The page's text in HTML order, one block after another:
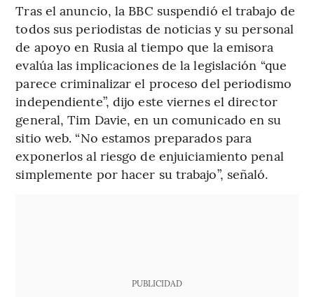
Tras el anuncio, la BBC suspendió el trabajo de
todos sus periodistas de noticias y su personal
de apoyo en Rusia al tiempo que la emisora
evalúa las implicaciones de la legislación “que
parece criminalizar el proceso del periodismo
independiente”, dijo este viernes el director
general, Tim Davie, en un comunicado en su
sitio web. “No estamos preparados para
exponerlos al riesgo de enjuiciamiento penal
simplemente por hacer su trabajo”, señaló.
PUBLICIDAD